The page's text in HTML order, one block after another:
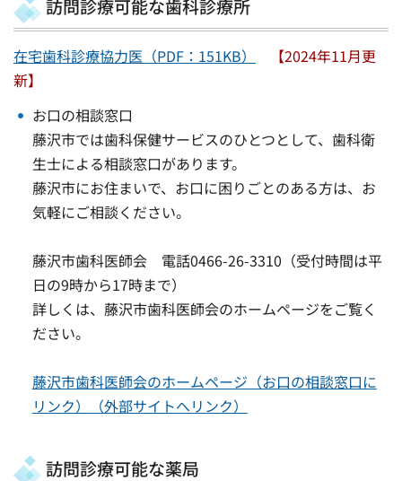
訪問診療可能な歯科診療所
在宅歯科診療協力医（PDF：151KB）
【2024年11月更
新】
お口の相談窓口
藤沢市では歯科保健サービスのひとつとして、歯科衛
生士による相談窓口があります。
藤沢市にお住まいで、お口に困りごとのある方は、お
気軽にご相談ください。
藤沢市歯科医師会 電話0466-26-3310（受付時間は平
日の9時から17時まで）
詳しくは、藤沢市歯科医師会のホームページをご覧く
ださい。
藤沢市歯科医師会のホームページ（お口の相談窓口に
リンク）（外部サイトへリンク）
訪問診療可能な薬局